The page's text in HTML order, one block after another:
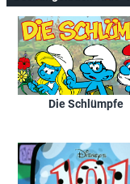
Die Schlümpfe